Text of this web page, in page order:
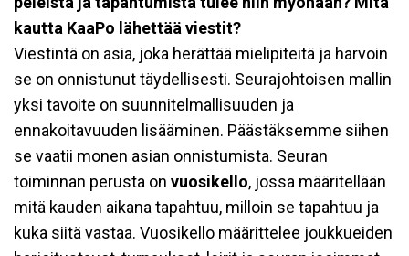
kautta KaaPo lähettää viestit?
Viestintä on asia, joka herättää mielipiteitä ja harvoin
se on onnistunut täydellisesti. Seurajohtoisen mallin
yksi tavoite on suunnitelmallisuuden ja
ennakoitavuuden lisääminen. Päästäksemme siihen
se vaatii monen asian onnistumista. Seuran
toiminnan perusta on vuosikello, jossa määritellään
mitä kauden aikana tapahtuu, milloin se tapahtuu ja
kuka siitä vastaa. Vuosikello määrittelee joukkueiden